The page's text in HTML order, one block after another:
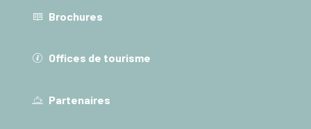
Brochures
Offices de tourisme
Partenaires